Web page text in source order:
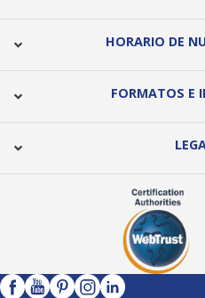
HORARIO DE
FORMATOS E